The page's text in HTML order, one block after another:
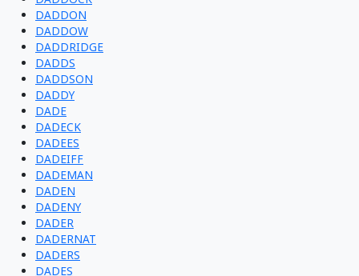
DADDON
DADDOW
DADDRIDGE
DADDS
DADDSON
DADDY
DADE
DADECK
DADEES
DADEIFF
DADEMAN
DADEN
DADENY
DADER
DADERNAT
DADERS
DADES